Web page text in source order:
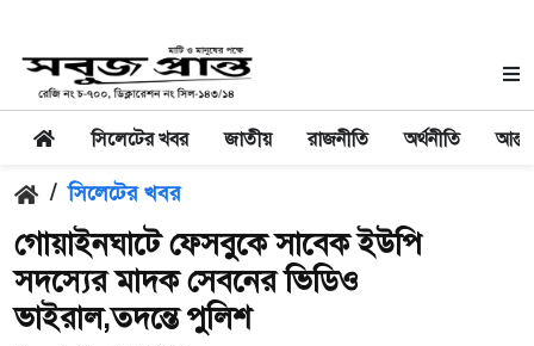
সিলেটের খবর জাতীয় রাজনীতি অর্থনীতি
/ সিলেটের খবর
গোয়াইনঘাটে ফেসবুকে সাবেক ইউপি
সদস্যের মাদক সেবনের ভিডিও
ভাইরাল,তদন্তে পুলিশ